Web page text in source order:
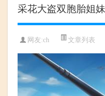
采花大盗双胞胎姐
网友:ch 文章列表